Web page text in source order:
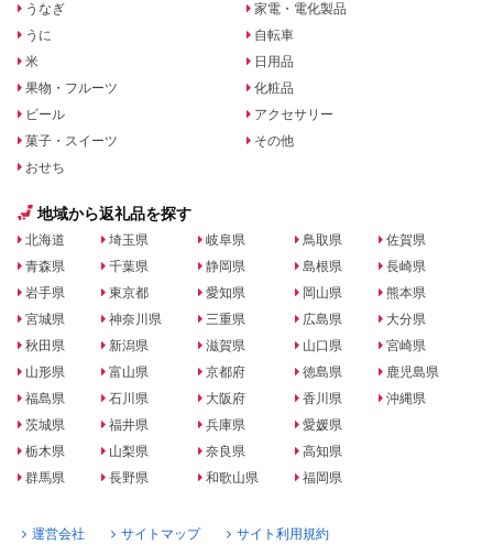
うなぎ
うに
米
果物・フルーツ
ビール
菓子・スイーツ
おせち
家電・電化製品
自転車
日用品
化粧品
アクセサリー
その他
地域から返礼品を探す
北海道
青森県
岩手県
宮城県
秋田県
山形県
福島県
茨城県
栃木県
群馬県
埼玉県
千葉県
東京都
神奈川県
新潟県
富山県
石川県
福井県
山梨県
長野県
岐阜県
静岡県
愛知県
三重県
滋賀県
京都府
大阪府
兵庫県
奈良県
和歌山県
鳥取県
島根県
岡山県
広島県
山口県
徳島県
香川県
愛媛県
高知県
福岡県
佐賀県
長崎県
熊本県
大分県
宮崎県
鹿児島県
沖縄県
運営会社 サイトマップ サイト利用規約